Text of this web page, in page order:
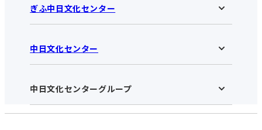
ぎふ中日文化センター
ぎふ中日文化センターHOME
お知らせ
アクセス･営業時間
お申し込みの流れ
入会と受講のご案内
中日文化センター
中日文化センターHOME
中日文化センターとは
受講規約・会員特典
中日文化センターグループ